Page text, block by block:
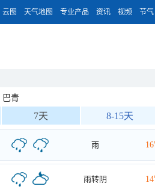
云图 天气地图 专业产品 资讯 视频 节气
巴青
7天 8-15天
雨
雨转阴